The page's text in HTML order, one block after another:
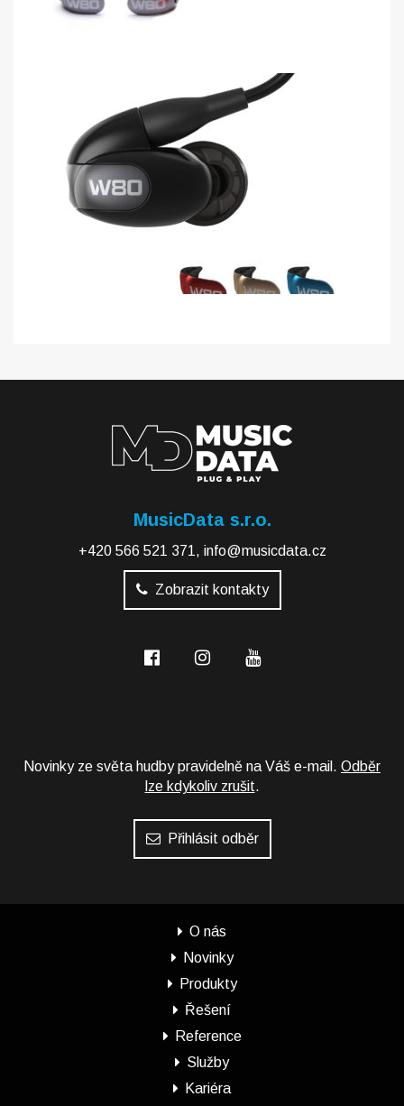
MusicData s.r.o.
+420 566 521 371 , info@musicdata.cz
Zobrazit kontakty
Novinky ze světa hudby pravidelně na Váš e-mail. Odběr
lze kdykoliv zrušit.
Přihlásit odběr
O nás
Novinky
Produkty
Řešení
Reference
Služby
Kariéra